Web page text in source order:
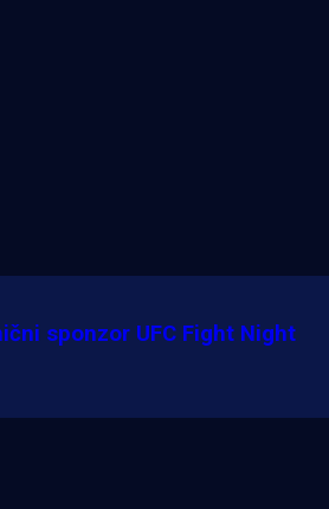
sponzor UFC Fight Night